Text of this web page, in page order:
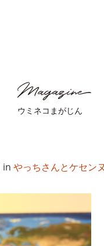
ウミネコまがじん
in やっちさんとケセン